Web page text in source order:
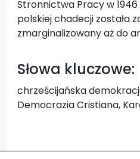
Stronnictwa Pracy w
polskiej chadecji została
zmarginalizowany aż do
Słowa kluczowe:
chrześcijańska
Democrazia Cristiana,